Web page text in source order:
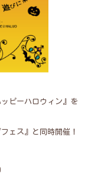
ピーハロウィン』を
ェス』と同時開催！